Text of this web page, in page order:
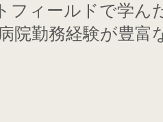
フィールドで学ん
勤務経験が豊富